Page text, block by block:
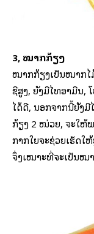
3, ໝາກກ້ຽງ
ໝາກກ້ຽງເປັນໝາກໄ
ຊີສູງ, ຍັງມີໄທອາມີນ,
ໄດ້ດີ, ນອກຈາກນີ້ຍັງ
ກ້ຽງ 2 ໜ່ວຍ, ຈະໃຫ້
ກາກໃຍຈະຊ່ວຍເຮັດໃ
ຈຶ່ງເໝາະທີ່ຈະເປັນໝ